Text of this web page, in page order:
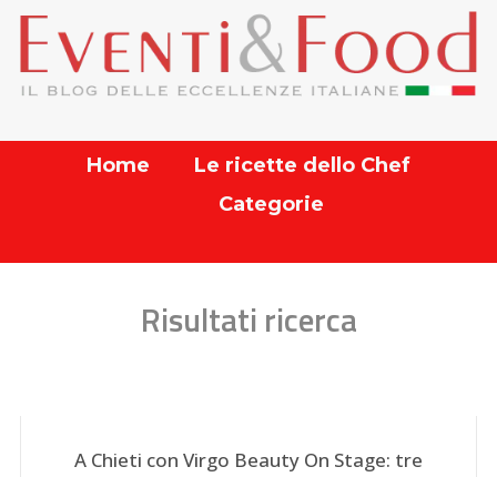
Home
Le ricette dello Chef
Categorie
Risultati ricerca
A Chieti con Virgo Beauty On Stage: tre